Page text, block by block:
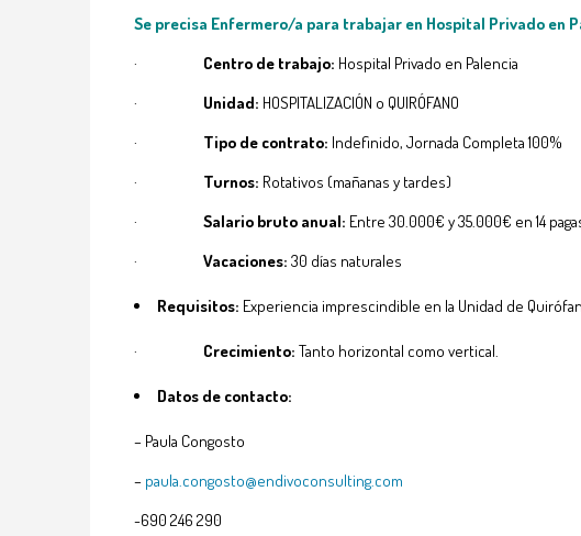
Se precisa Enfermero/a para trabajar en Hospital Privado en
· Centro de trabajo: Hospital Privado en Palencia
· Unidad: HOSPITALIZACIÓN o QUIRÓFANO
· Tipo de contrato: Indefinido, Jornada Completa 100%
· Turnos: Rotativos (mañanas y tardes)
· Salario bruto anual: Entre 30.000€ y 35.000€ en 14
· Vacaciones: 30 días naturales
Requisitos: Experiencia imprescindible en la Unidad de
· Crecimiento: Tanto horizontal como vertical.
Datos de contacto:
– Paula Congosto
– paula.congosto@endivoconsulting.com
-690 246 290